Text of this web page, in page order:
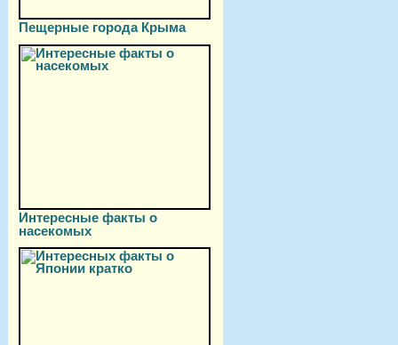
Пещерные города Крыма
Интересные факты о
насекомых